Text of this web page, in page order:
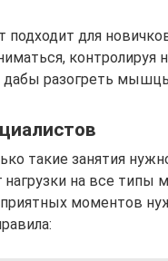
подходит для
контролируя
дабы разогреть
такие занятия
нагрузки на все
моментов